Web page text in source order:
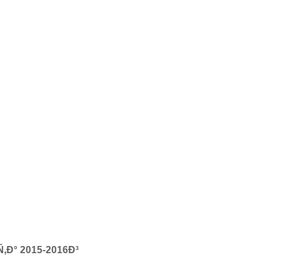
2015-2016Ð³